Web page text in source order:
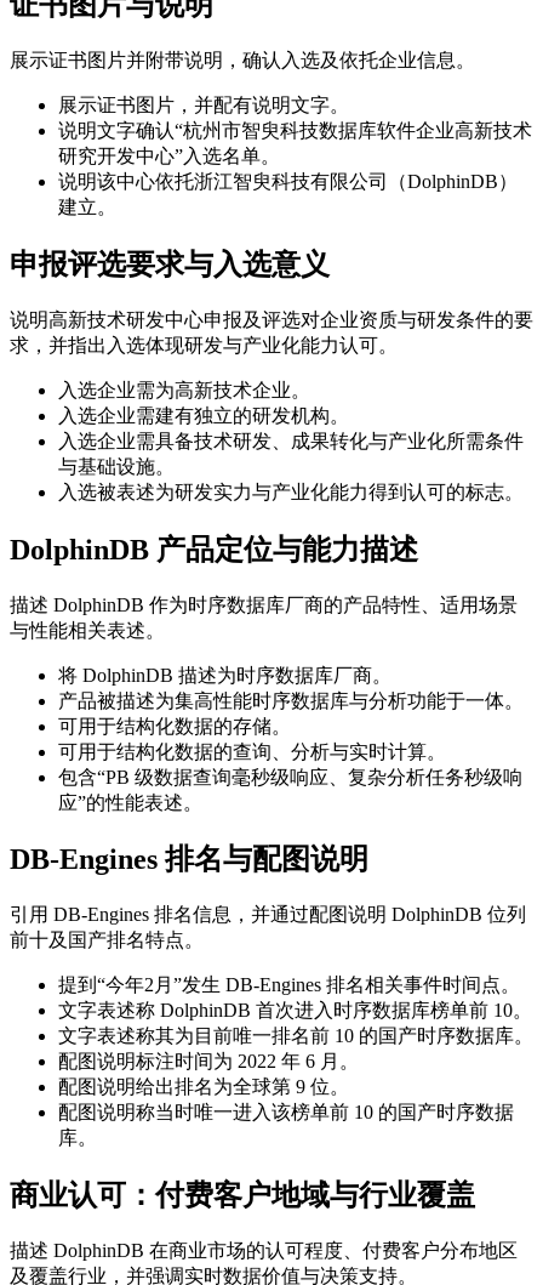
展示证书图片并附带说明，确认入选及依托企业信息。
展示证书图片，并配有说明文字。
说明文字确认“杭州市智臾科技数据库软件企业高新技术
研究开发中心”入选名单。
说明该中心依托浙江智臾科技有限公司（DolphinDB）
建立。
申报评选要求与入选意义
说明高新技术研发中心申报及评选对企业资质与研发条件的要
求，并指出入选体现研发与产业化能力认可。
入选企业需为高新技术企业。
入选企业需建有独立的研发机构。
入选企业需具备技术研发、成果转化与产业化所需条件
与基础设施。
入选被表述为研发实力与产业化能力得到认可的标志。
DolphinDB 产品定位与能力描述
描述 DolphinDB 作为时序数据库厂商的产品特性、适用场景
与性能相关表述。
将 DolphinDB 描述为时序数据库厂商。
产品被描述为集高性能时序数据库与分析功能于一体。
可用于结构化数据的存储。
可用于结构化数据的查询、分析与实时计算。
包含“PB 级数据查询毫秒级响应、复杂分析任务秒级响
应”的性能表述。
DB-Engines 排名与配图说明
引用 DB-Engines 排名信息，并通过配图说明 DolphinDB 位列
前十及国产排名特点。
提到“今年2月”发生 DB-Engines 排名相关事件时间点。
文字表述称 DolphinDB 首次进入时序数据库榜单前 10。
文字表述称其为目前唯一排名前 10 的国产时序数据库。
配图说明标注时间为 2022 年 6 月。
配图说明给出排名为全球第 9 位。
配图说明称当时唯一进入该榜单前 10 的国产时序数据
库。
商业认可：付费客户地域与行业覆盖
描述 DolphinDB 在商业市场的认可程度、付费客户分布地区
及覆盖行业，并强调实时数据价值与决策支持。